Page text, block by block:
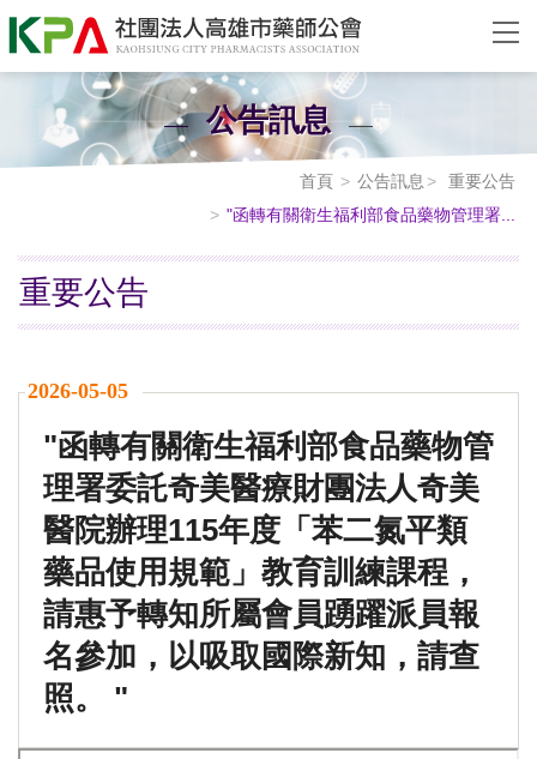
公告訊息
首頁 公告訊息
重要公告
"函轉有關衛生福利部食品藥物管理署...
重要公告
2026-05-05
"函轉有關衛生福利部食品藥物管
理署委託奇美醫療財團法人奇美
醫院辦理115年度「苯二氮平類
藥品使用規範」教育訓練課程，
請惠予轉知所屬會員踴躍派員報
名參加，以吸取國際新知，請查
照。 "